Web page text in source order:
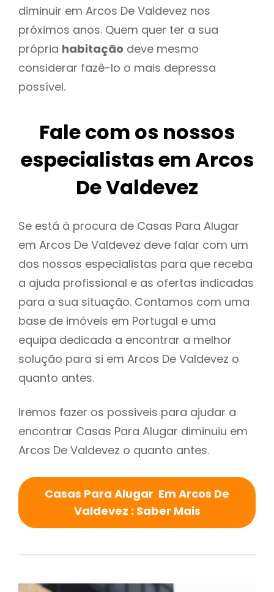
diminuir em Arcos De Valdevez nos
próximos anos. Quem quer ter a sua
própria habitação deve mesmo
considerar fazê-lo o mais depressa
possível.
Fale com os nossos
especialistas em Arcos
De Valdevez
Se está à procura de Casas Para Alugar
em Arcos De Valdevez deve falar com um
dos nossos especialistas para que receba
a ajuda profissional e as ofertas indicadas
para a sua situação. Contamos com uma
base de imóveis em Portugal e uma
equipa dedicada a encontrar a melhor
solução para si em Arcos De Valdevez o
quanto antes.
Iremos fazer os possiveis para ajudar a
encontrar Casas Para Alugar diminuiu em
Arcos De Valdevez o quanto antes.
Casas Para Alugar Em Arcos De
Valdevez : Saber Mais